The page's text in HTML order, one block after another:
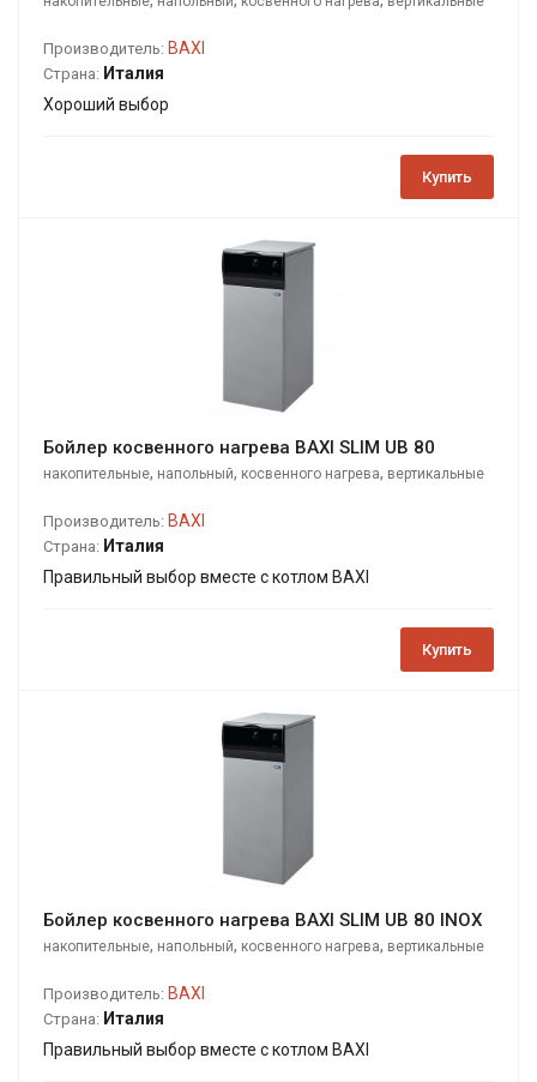
Производитель: BAXI
Страна: Италия
Хороший выбор
Купить
Бойлер косвенного нагрева BAXI SLIM UB 80
накопительные, напольный, косвенного нагрева, вертикальные
Производитель: BAXI
Страна: Италия
Правильный выбор вместе с котлом BAXI
Купить
Бойлер косвенного нагрева BAXI SLIM UB 80 INOX
накопительные, напольный, косвенного нагрева, вертикальные
Производитель: BAXI
Страна: Италия
Правильный выбор вместе с котлом BAXI